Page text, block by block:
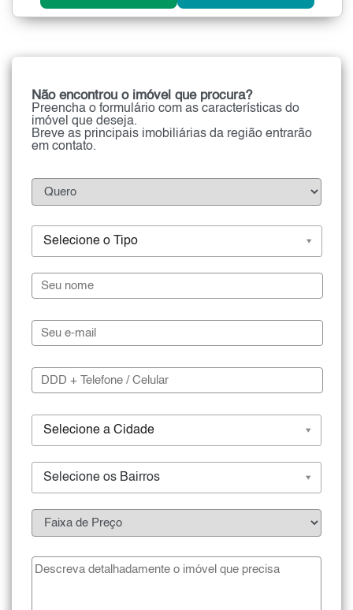
Não encontrou o imóvel que procura?
Preencha o formulário com as características do
imóvel que deseja.
Breve as principais imobiliárias da região entrarão
em contato.
Selecione o Tipo
Selecione a Cidade
Selecione os Bairros